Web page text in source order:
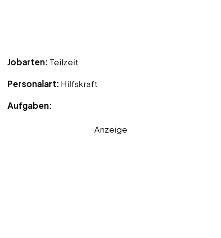
Jobarten: Teilzeit
Personalart: Hilfskraft
Aufgaben:
Anzeige